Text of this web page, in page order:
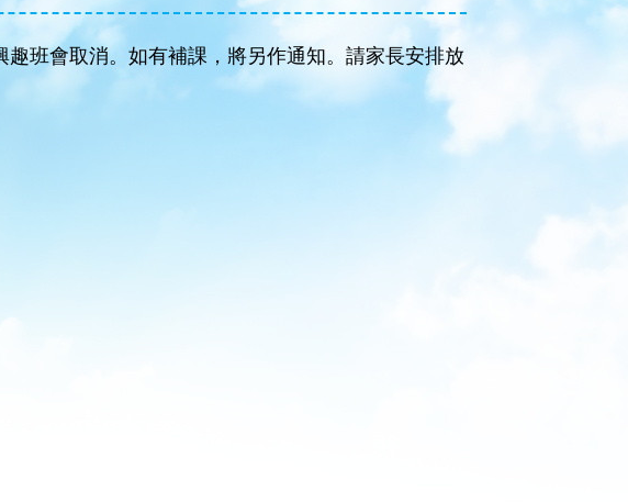
班會取消。如有補課，將另作通知。請家長安排放